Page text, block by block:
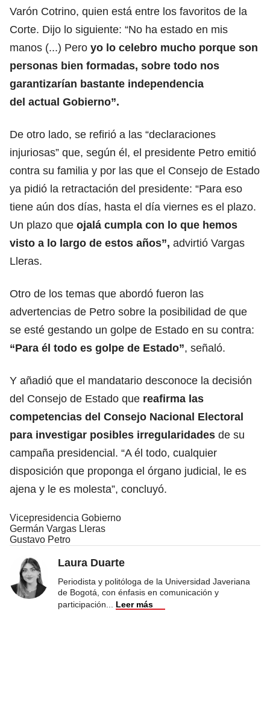
Varón Cotrino, quien está entre los favoritos de la
Corte. Dijo lo siguiente: “No ha estado en mis
manos (...) Pero yo lo celebro mucho porque son
personas bien formadas, sobre todo nos
garantizarían bastante independencia
del actual Gobierno”.
De otro lado, se refirió a las “declaraciones
injuriosas” que, según él, el presidente Petro emitió
contra su familia y por las que el Consejo de Estado
ya pidió la retractación del presidente: “Para eso
tiene aún dos días, hasta el día viernes es el plazo.
Un plazo que ojalá cumpla con lo que hemos
visto a lo largo de estos años”, advirtió Vargas
Lleras.
Otro de los temas que abordó fueron las
advertencias de Petro sobre la posibilidad de que
se esté gestando un golpe de Estado en su contra:
“Para él todo es golpe de Estado”, señaló.
Y añadió que el mandatario desconoce la decisión
del Consejo de Estado que reafirma las
competencias del Consejo Nacional Electoral
para investigar posibles irregularidades de su
campaña presidencial. “A él todo, cualquier
disposición que proponga el órgano judicial, le es
ajena y le es molesta”, concluyó.
Vicepresidencia Gobierno
Germán Vargas Lleras
Gustavo Petro
Laura Duarte
Periodista y politóloga de la Universidad Javeriana
de Bogotá, con énfasis en comunicación y
participación
Leer más